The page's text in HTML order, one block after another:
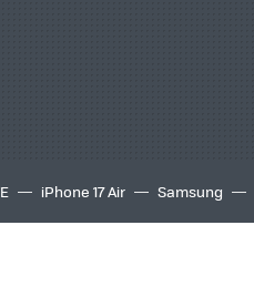
iPhone 17 Air Samsung